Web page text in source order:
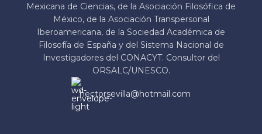
Mexicana de Ciencias, de la Asociación Filosófica de
México, de la Asociación Transpersonal
Iberoamericana, de la Sociedad Académica de
Filosofía de España y del Sistema Nacional de
Investigadores del CONACYT. Consultor del
ORSALC/UNESCO.
hectorsevilla@hotmail.com